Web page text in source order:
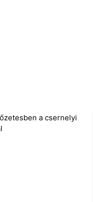
a csernelyi